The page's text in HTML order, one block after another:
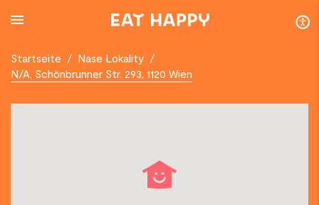
TO
Startseite / Nase Lokality /
N/A, Schönbrunner Str. 293, 1120 Wien